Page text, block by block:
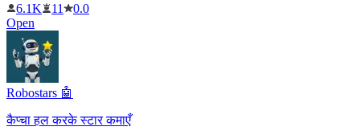
6.1K
11
0.0
Open
Robostars 🤖
कैप्चा हल करके स्टार कमाएँ